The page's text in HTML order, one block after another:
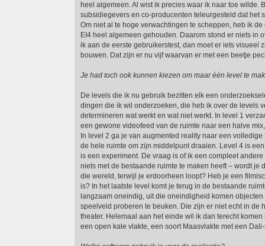
heel algemeen. Al wist ik precies waar ik naar toe wilde.
subsidiegevers en co-producenten teleurgesteld dat het
Om niet al te hoge verwachtingen te scheppen, heb ik
EI4 heel algemeen gehouden. Daarom stond er niets in
ik aan de eerste gebruikerstest, dan moet er iets visueel
bouwen. Dat zijn er nu vijf waarvan er met een beetje
Je had toch ook kunnen kiezen om maar één level te
De levels die ik nu gebruik bezitten elk een
dingen die ik wil onderzoeken, die heb ik over de levels
determineren wat werkt en wat niet werkt. In level 1
een gewone videofeed van de ruimte naar een halve
In level 2 ga je van augmented reality naar een
de hele ruimte om zijn middelpunt draaien. Level 4 is
is een experiment. De vraag is of ik een compleet
niets met de bestaande ruimte te maken heeft – wordt je
die wereld, terwijl je erdoorheen loopt? Heb je een
is? In het laatste level komt je terug in de bestaande
langzaam oneindig, uit die oneindigheid komen
speelveld proberen te beuken. Die zijn er niet echt in de
theater. Helemaal aan het einde wil ik dan terecht
een open kale vlakte, een soort Maasvlakte met een